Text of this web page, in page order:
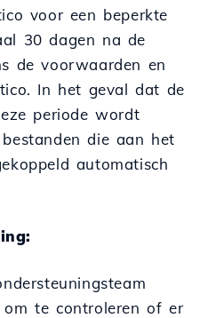
voor een beperkte
30 dagen na de
de voorwaarden en
In het geval dat de
periode wordt
die aan het
automatisch
om te controleren of er